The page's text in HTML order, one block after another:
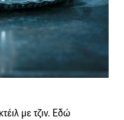
με τζιν. Εδώ